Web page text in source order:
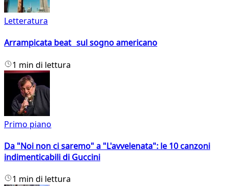
Letteratura
Arrampicata beat sul sogno americano
1 min di lettura
Primo piano
Da "Noi non ci saremo" a "L'avvelenata": le 10 canzoni
indimenticabili di Guccini
1 min di lettura